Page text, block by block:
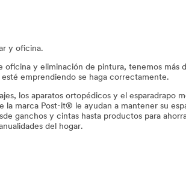
y oficina.
oficina y eliminación de pintura, tenemos más
emprendiendo se haga correctamente.
los aparatos ortopédicos y el esparadrapo
marca Post-it® le ayudan a mantener su
ganchos y cintas hasta productos para
del hogar.